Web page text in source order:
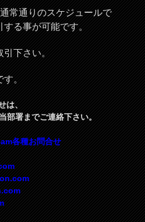
常通りのスケジュールで
する事が可能です。
引下さい。
す。
は、
部署までご連絡下さい。
各種お問合せ